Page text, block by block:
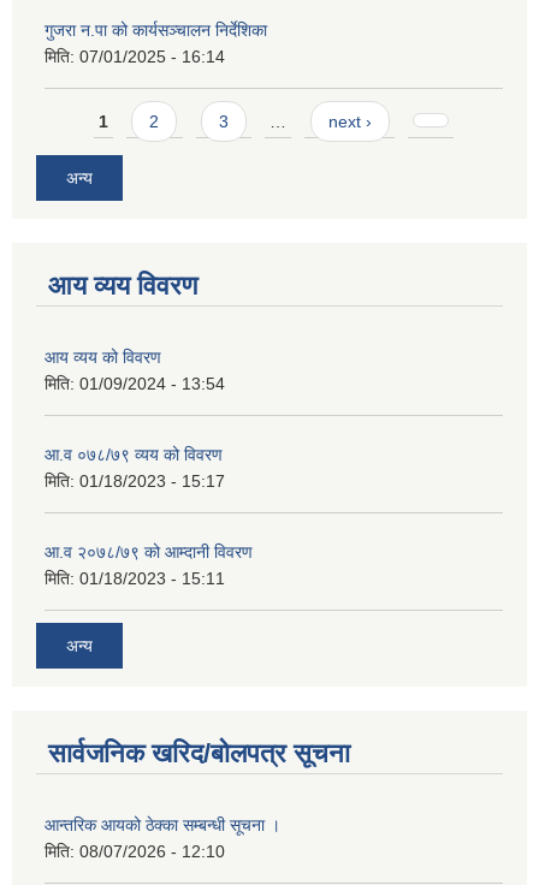
गुजरा न.पा को कार्यसञ्चालन निर्देशिका
मिति: 07/01/2025 - 16:14
Pages
1 2 3 … next ›
अन्य
आय व्यय विवरण
आय व्यय को विवरण
मिति: 01/09/2024 - 13:54
आ.व ०७८/७९ व्यय को विवरण
मिति: 01/18/2023 - 15:17
आ.व २०७८/७९ को आम्दानी विवरण
मिति: 01/18/2023 - 15:11
अन्य
सार्वजनिक खरिद/बोलपत्र सूचना
आन्तरिक आयको ठेक्का सम्बन्धी सूचना ।
मिति: 08/07/2026 - 12:10